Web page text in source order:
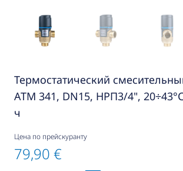
Термостатический
ATM 341, DN15, НРП3/4",
ч
Цена по прейскуранту
79,90 €